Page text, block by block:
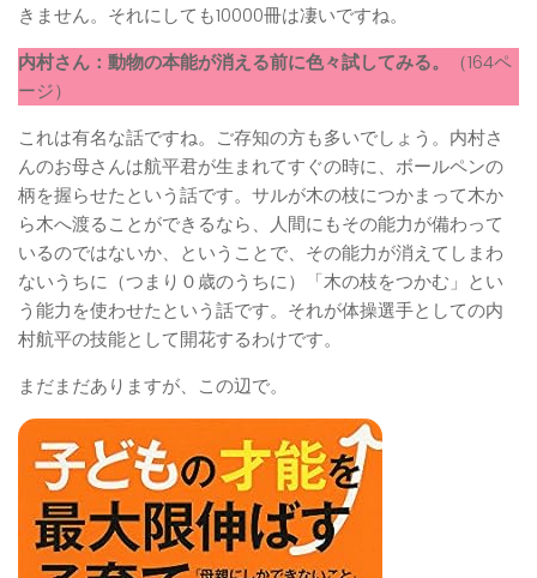
きません。それにしても10000冊は凄いですね。
内村さん：動物の本能が消える前に色々試してみる。
（164ペ
ージ）
これは有名な話ですね。ご存知の方も多いでしょう。内村さ
んのお母さんは航平君が生まれてすぐの時に、ボールペンの
柄を握らせたという話です。サルが木の枝につかまって木か
ら木へ渡ることができるなら、人間にもその能力が備わって
いるのではないか、ということで、その能力が消えてしまわ
ないうちに（つまり０歳のうちに）「木の枝をつかむ」とい
う能力を使わせたという話です。それが体操選手としての内
村航平の技能として開花するわけです。
まだまだありますが、この辺で。